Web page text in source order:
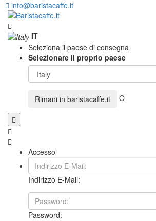
info@baristacaffe.it
IT
Seleziona il paese di consegna
Selezionare il proprio paese
Rimani in baristacaffe.it O
Accesso
Indirizzo E-Mail:
Password: